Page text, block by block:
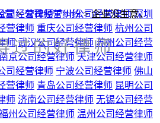
经营律师 南昌公司经营律师 哈尔滨
会区律师 宁国市律师 界首市律师
安市律师 蕉城区律师 安溪县律师
顺德区律师 惠城区律师 龙华新区律
普定县律师 德江县律师 普安县律
徐水县律师 长安区律师 襄城县律
Rights Reserved.
保护 投诉建议 不良信息举报